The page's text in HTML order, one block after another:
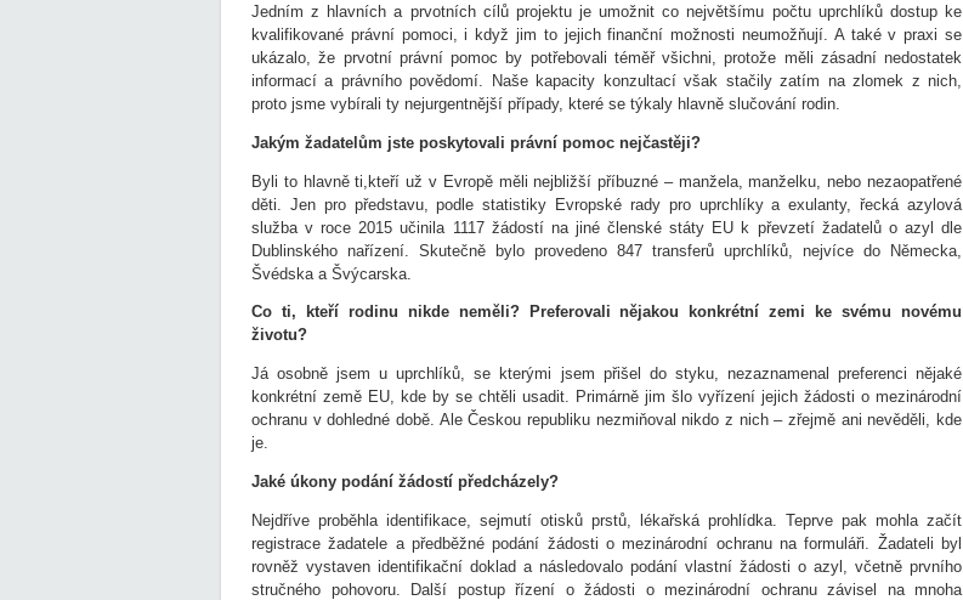
Jedním z hlavních a prvotních cílů projektu je umožnit co největšímu počtu uprchlíků dostup ke
kvalifikované právní pomoci, i když jim to jejich finanční možnosti neumožňují. A také v praxi se
ukázalo, že prvotní právní pomoc by potřebovali téměř všichni, protože měli zásadní nedostatek
informací a právního povědomí. Naše kapacity konzultací však stačily zatím na zlomek z nich,
proto jsme vybírali ty nejurgentnější případy, které se týkaly hlavně slučování rodin.
Jakým žadatelům jste poskytovali právní pomoc nejčastěji?
Byli to hlavně ti,kteří už v Evropě měli nejbližší příbuzné – manžela, manželku, nebo nezaopatřené
děti. Jen pro představu, podle statistiky Evropské rady pro uprchlíky a exulanty, řecká azylová
služba v roce 2015 učinila 1117 žádostí na jiné členské státy EU k převzetí žadatelů o azyl dle
Dublinského nařízení. Skutečně bylo provedeno 847 transferů uprchlíků, nejvíce do Německa,
Švédska a Švýcarska.
Co ti, kteří rodinu nikde neměli? Preferovali nějakou konkrétní zemi ke svému novému
životu?
Já osobně jsem u uprchlíků, se kterými jsem přišel do styku, nezaznamenal preferenci nějaké
konkrétní země EU, kde by se chtěli usadit. Primárně jim šlo vyřízení jejich žádosti o mezinárodní
ochranu v dohledné době. Ale Českou republiku nezmiňoval nikdo z nich – zřejmě ani nevěděli, kde
je.
Jaké úkony podání žádostí předcházely?
Nejdříve proběhla identifikace, sejmutí otisků prstů, lékařská prohlídka. Teprve pak mohla začít
registrace žadatele a předběžné podání žádosti o mezinárodní ochranu na formuláři. Žadateli byl
rovněž vystaven identifikační doklad a následovalo podání vlastní žádosti o azyl, včetně prvního
stručného pohovoru. Další postup řízení o žádosti o mezinárodní ochranu závisel na mnoha